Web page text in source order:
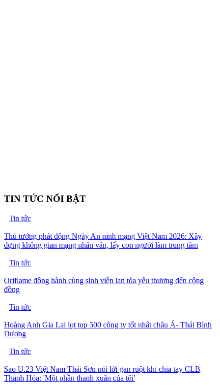
TIN TỨC NỔI BẬT
Tin tức
Thủ tướng phát động Ngày An ninh mạng Việt Nam 2026: Xây
dựng không gian mạng nhân văn, lấy con người làm trung tâm
Tin tức
Oriflame đồng hành cùng sinh viên lan tỏa yêu thương đến cộng
đồng
Tin tức
Hoàng Anh Gia Lai lọt top 500 công ty tốt nhất châu Á- Thái Bình
Dương
Tin tức
Sao U.23 Việt Nam Thái Sơn nói lời gan ruột khi chia tay CLB
Thanh Hóa: 'Một phần thanh xuân của tôi'